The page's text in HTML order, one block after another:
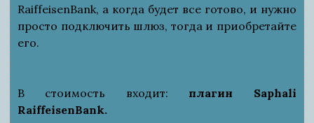
RaiffeisenBank, а когда будет все готово, и нужно
просто подключить шлюз, тогда и приобретайте
его.
В стоимость входит: плагин Saphali
RaiffeisenBank.